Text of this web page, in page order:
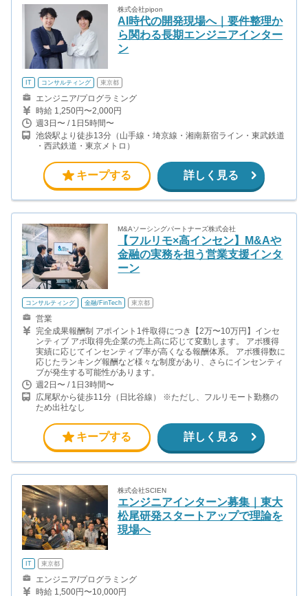
株式会社pipon
AI時代の開発現場へ｜要件整理か
ら関わる長期エンジニアインター
ン
IT コンサルティング 東京都
エンジニア/プログラミング
時給 1,250円〜2,000円
週3日〜 / 1日5時間〜
池袋駅より徒歩13分（山手線・埼京線・湘南新宿ライン・東武鉄道
・西武鉄道・東京メトロ）
キープする 詳しく見る
M&Aソーシングパートナーズ株式会社
【フルリモ×高インセン】M&Aや
金融の実務を担う営業支援インタ
ーン
コンサルティング 金融/FinTech 東京都
営業
完全成果報酬制 アポイント1件取得につき【2万〜10万円】インセ
ンティブ アポ取得先企業の売上高に応じて変動します。 アポ獲得
実績に応じてインセンティブ率が高くなる報酬体系。 アポ獲得数に
応じたランキング報酬など様々な制度があり、さらにインセンティ
ブが発生する可能性があります。
週2日〜 / 1日3時間〜
広尾駅から徒歩11分（日比谷線） ※ただし、フルリモート勤務の
ため出社なし
キープする 詳しく見る
株式会社SCIEN
エンジニアインターン募集｜東大
松尾研発スタートアップで理論を
現場へ
IT 東京都
エンジニア/プログラミング
時給 1,500円〜10,000円